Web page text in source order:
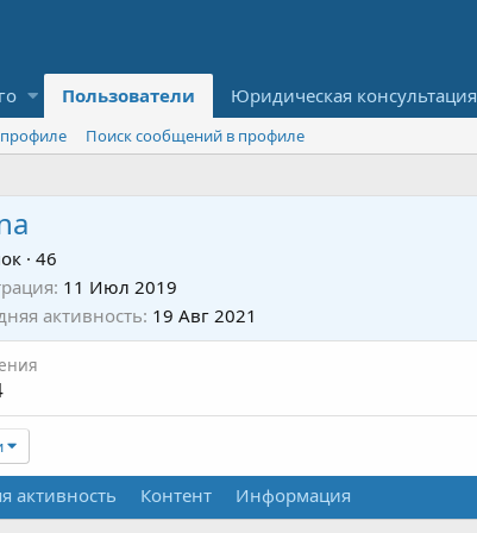
Пользователи Юридическая консультация
Поиск сообщений в профиле
· 46
11 Июл 2019
активность 19 Авг 2021
активность Контент Информация